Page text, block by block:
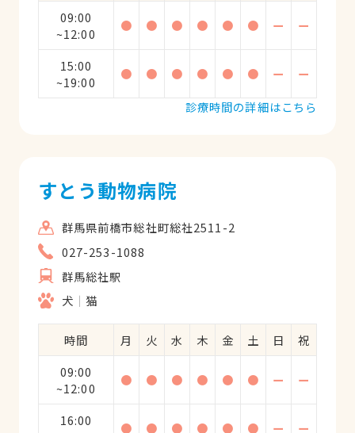
09:00
~12:00
● ● ● ● ● ● ー ー
15:00
~19:00
● ● ● ● ● ● ー
ー
診療時間の詳細はこちら
すとう動物病院
群馬県前橋市総社町総社2511-2
027-253-1088
群馬総社駅
犬
猫
時間 月 火 水 木 金 土 日
祝
09:00
~12:00
● ● ● ● ● ● ー ー
16:00
● ● ● ● ● ● ー ー